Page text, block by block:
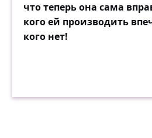
что теперь она сама
кого ей производить
кого нет!